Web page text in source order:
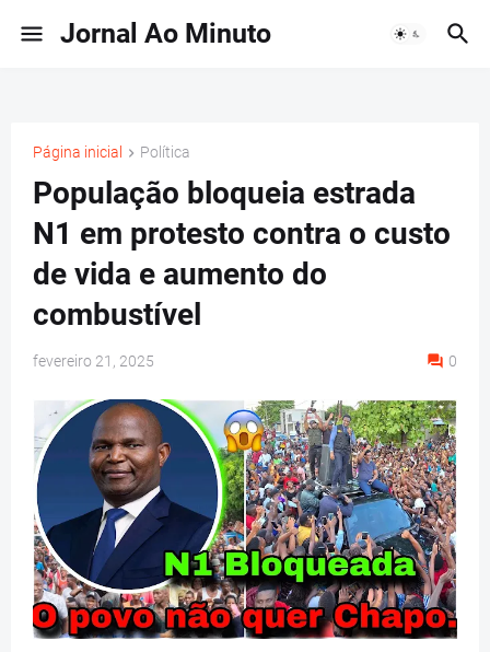
Jornal Ao Minuto
Página inicial Política
População bloqueia estrada
N1 em protesto contra o custo
de vida e aumento do
combustível
fevereiro 21, 2025 0